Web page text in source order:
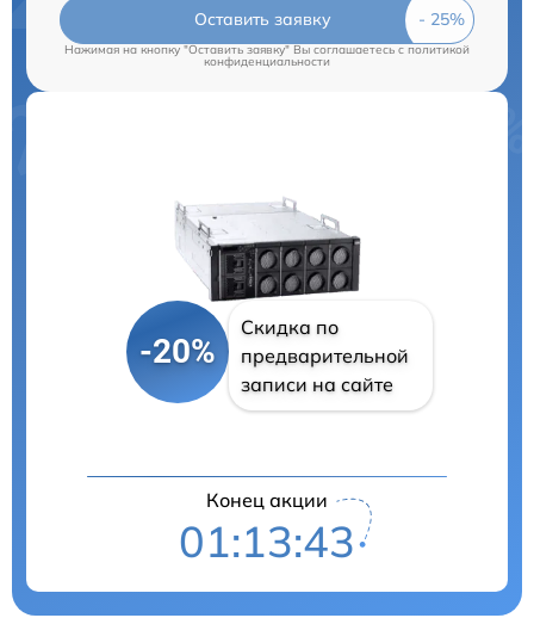
Оставить заявку
Нажимая на кнопку "Оставить заявку" Вы соглашаетесь c политикой
конфиденциальности
-20%
Скидка по
предварительной
записи на сайте
Конец акции
01:13:42